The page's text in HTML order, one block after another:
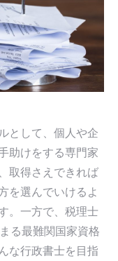
として、個人や企
助けをする専門家
取得さえできれば
を選んでいけるよ
。一方で、税理士
る最難関国家資格
な行政書士を目指